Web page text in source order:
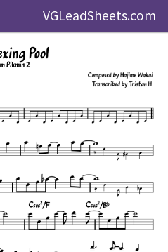
VGLeadSheets.com